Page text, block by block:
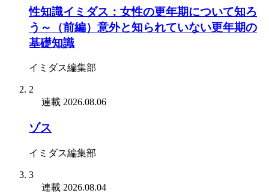
性知識イミダス：女性の更年期について知ろ
う～（前編）意外と知られていない更年期の
基礎知識
イミダス編集部
2
連載 2026.08.06
ゾス
イミダス編集部
3
連載 2026.08.04